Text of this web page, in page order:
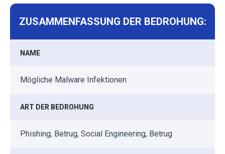
ZUSAMMENFASSUNG DER BEDROHUNG:
NAME
Mögliche Malware Infektionen
ART DER BEDROHUNG
Phishing, Betrug, Social Engineering, Betrug